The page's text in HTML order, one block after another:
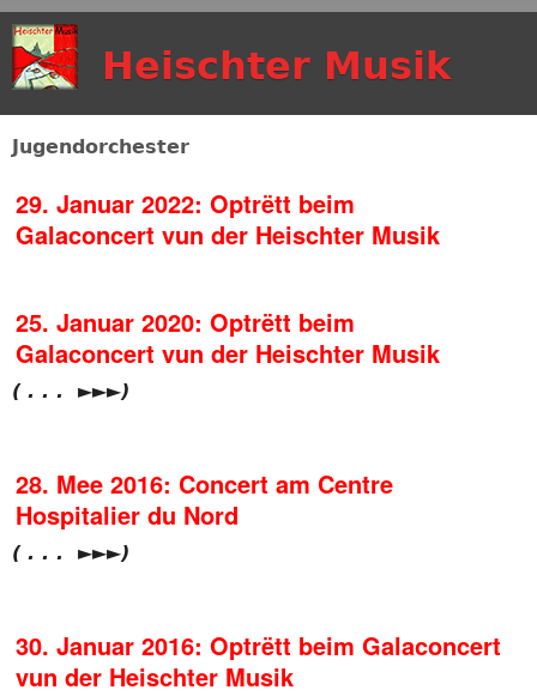
Heischter Musik
Jugendorchester
29. Januar 2022: Optrëtt beim
Galaconcert vun der Heischter Musik
25. Januar 2020: Optrëtt beim
Galaconcert vun der Heischter Musik
( . . . ►►►)
28. Mee 2016: Concert am Centre
Hospitalier du Nord
( . . . ►►►)
30. Januar 2016: Optrëtt beim Galaconcert
vun der Heischter Musik